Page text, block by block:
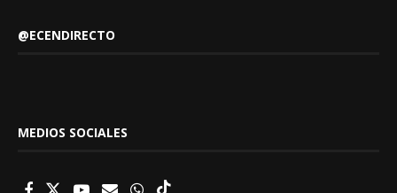
@ECENDIRECTO
MEDIOS SOCIALES